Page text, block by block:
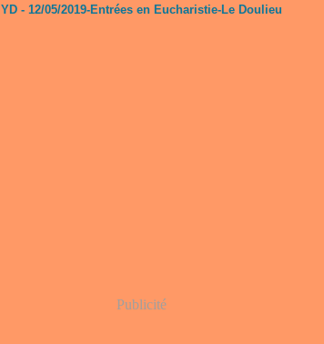
YD - 12/05/2019-Entrées en Eucharistie-Le Doulieu
Publicité